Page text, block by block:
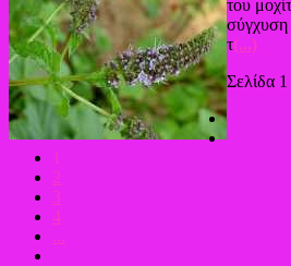
του
σύγχυση
τ(...)
Σελίδα
1
2
3
4
...